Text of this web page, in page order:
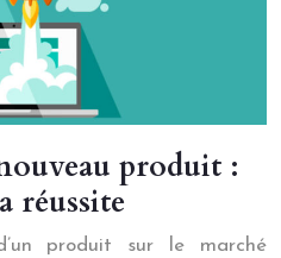
produit :
réussite
produit sur le marché